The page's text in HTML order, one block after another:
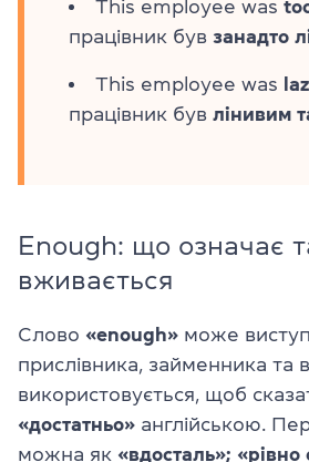
This employee was
працівник був занадто
This employee was
працівник був лінивим
Enough: що означає
вживається
Слово «enough» може
прислівника, займенника та
використовується, щоб
«достатньо» англійською.
можна як «вдосталь»; «рівно